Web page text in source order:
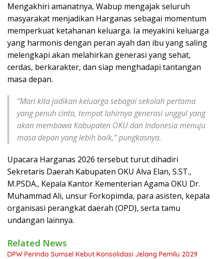
Mengakhiri amanatnya, Wabup mengajak seluruh
masyarakat menjadikan Harganas sebagai momentum
memperkuat ketahanan keluarga. Ia meyakini keluarga
yang harmonis dengan peran ayah dan ibu yang saling
melengkapi akan melahirkan generasi yang sehat,
cerdas, berkarakter, dan siap menghadapi tantangan
masa depan.
“Mari kita jadikan keluarga sebagai sekolah pertama
yang penuh cinta, tempat lahirnya generasi unggul yang
akan membawa Kabupaten OKU dan Indonesia menuju
masa depan yang lebih baik,” pungkasnya.
Upacara Harganas 2026 tersebut turut dihadiri
Sekretaris Daerah Kabupaten OKU Alva Elan, S.ST.,
M.PSDA., Kepala Kantor Kementerian Agama OKU Dr.
Muhammad Ali, unsur Forkopimda, para asisten, kepala
organisasi perangkat daerah (OPD), serta tamu
undangan lainnya.
Related News
DPW Perindo Sumsel Kebut Konsolidasi Jelang Pemilu 2029